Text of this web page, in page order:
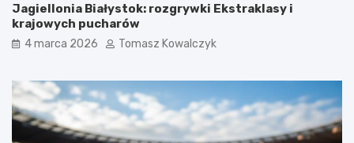
Jagiellonia Białystok: rozgrywki Ekstraklasy i
krajowych pucharów
4 marca 2026 Tomasz Kowalczyk